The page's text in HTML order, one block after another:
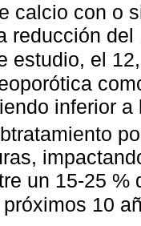
calcio con o
reducción
estudio, el
inferior
un 15-25
10